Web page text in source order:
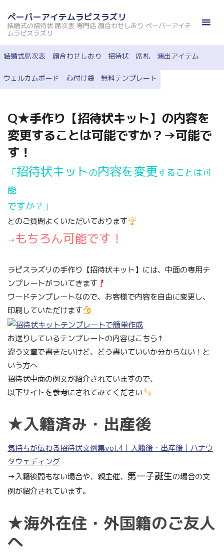
ン
ツ
へ
ス
ペーパーアイテムラピスラズリ
結婚式の招待状 席次表 専門店 顔合わせしおり ペーパーアイテ
ムラピスラズリ
結婚式席次表 顔合わせしおり 招待状 席札 演出アイテム
ウェルカムボード 心付け袋 無料テンプレート
Q★手作り【招待状キット】の内容を
変更することは可能ですか？→可能で
す！
「招待状キットの内容を変更することは可
能
ですか？」
とのご質問よくいただいております
→もちろん可能です！
ラピスラズリの手作り【招待状キット】には、中面の専用テ
ンプレートがついてきます
ワードテンプレートなので、お客様で内容を自由に変更し、
印刷していただけます
お送りしているテンプレートの内容はこちら↑
違う文章で書きたいけど、どう書いていいか分からない！と
いう方へ
招待状中面の例文が紹介されていますので、
以下サイトを参考にされてみてください
★入籍済み・出産後
気持ちが伝わる招待状文例集vol.4｜入籍後・出産後｜ハナウ
タウェディング
→入籍後間もない場合や、親主催、第一子誕生の場合の文
例が紹介されています。
★海外在住・外国籍のご友人
へ